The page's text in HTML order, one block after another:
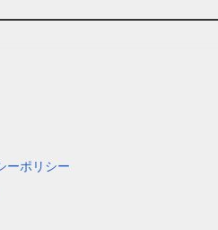
ーポリシー